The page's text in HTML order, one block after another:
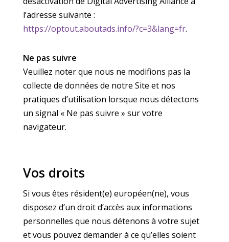
l’adresse suivante :
https://optout.aboutads.info/?c=3&lang=fr.
Ne pas suivre
Veuillez noter que nous ne modifions pas la
collecte de données de notre Site et nos
pratiques d’utilisation lorsque nous détectons
un signal « Ne pas suivre » sur votre
navigateur.
Vos droits
Si vous êtes résident(e) européen(ne), vous
disposez d’un droit d’accès aux informations
personnelles que nous détenons à votre sujet
et vous pouvez demander à ce qu’elles soient